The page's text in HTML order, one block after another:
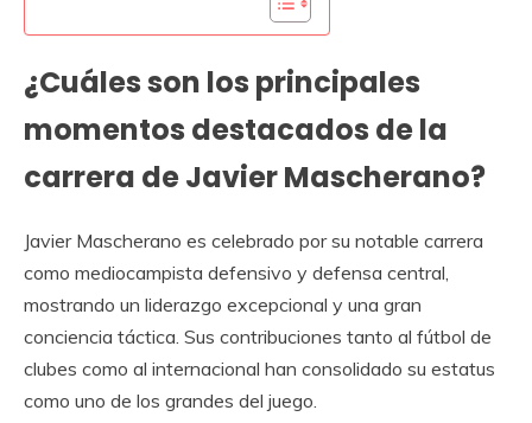
¿Cuáles son los principales
momentos destacados de la
carrera de Javier Mascherano?
Javier Mascherano es celebrado por su notable carrera
como mediocampista defensivo y defensa central,
mostrando un liderazgo excepcional y una gran
conciencia táctica. Sus contribuciones tanto al fútbol de
clubes como al internacional han consolidado su estatus
como uno de los grandes del juego.